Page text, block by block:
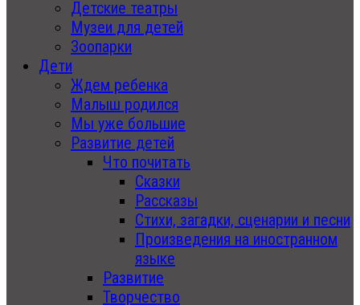
Детские театры
Музеи для детей
Зоопарки
Дети
Ждем ребенка
Малыш родился
Мы уже большие
Развитие детей
Что почитать
Сказки
Рассказы
Стихи, загадки, сценарии и песни
Произведения на иностранном
языке
Развитие
Творчество